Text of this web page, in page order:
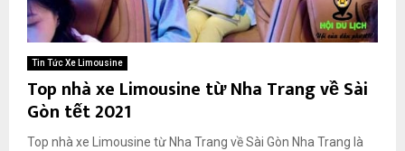
Tin Tức Xe Limousine
Top nhà xe Limousine từ Nha Trang về Sài
Gòn tết 2021
Top nhà xe Limousine từ Nha Trang về Sài Gòn Nha Trang là